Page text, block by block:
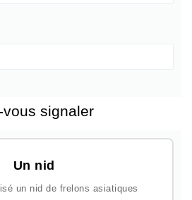
signaler
Un nid
un nid de frelons asiatiques